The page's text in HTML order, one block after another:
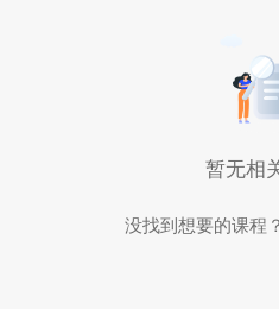
暂无相
没找到想要的课程？